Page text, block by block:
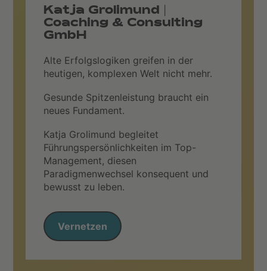
Katja Grolimund |
Coaching & Consulting
GmbH
Alte Erfolgslogiken greifen in der
heutigen, komplexen Welt nicht mehr.
Gesunde Spitzenleistung braucht ein
neues Fundament.
Katja Grolimund begleitet
Führungspersönlichkeiten im Top-
Management, diesen
Paradigmenwechsel konsequent und
bewusst zu leben.
Vernetzen